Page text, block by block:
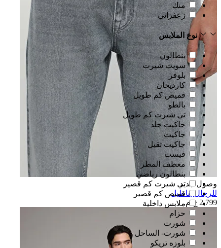
منك
زعفراني
نوع الملابس
بنطالون
سويت شيرت
بلوفر
كارديحان
قميص كم طويل
بالطو
تي شيرت كم طويل
جاكيت جلد
جاكيت
جاكيت تقيل
فيست
معطف المطر
بنطالون رياضي
تي شيرت كم قصير
قميص كم قصير
ملابس داخلية
حزام
شورت
شورت- الساحل
بلوزه تريكو
وصول جديد
للرجال بناطيل
2,799 ج.م.‏